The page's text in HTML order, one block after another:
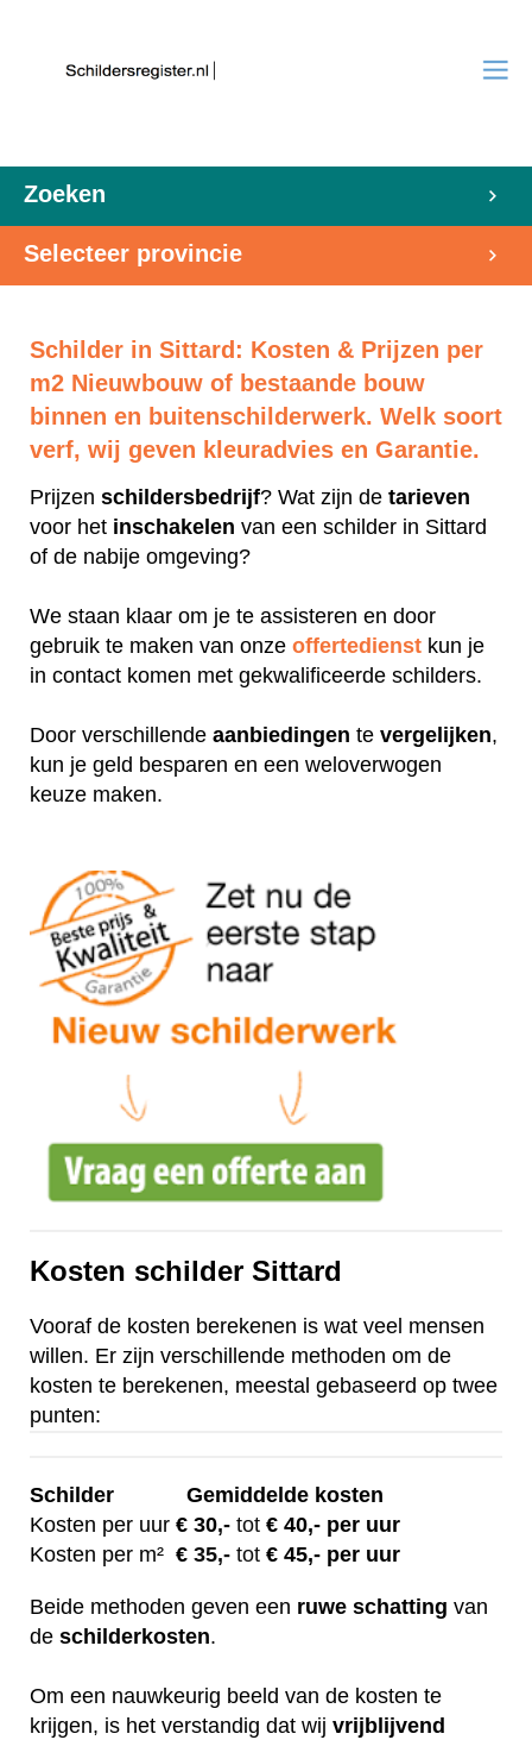
Zoeken
Selecteer provincie
Schilder in Sittard: Kosten & Prijzen per
m2 Nieuwbouw of bestaande bouw
binnen en buitenschilderwerk. Welk soort
verf, wij geven kleuradvies en Garantie.
Prijzen schildersbedrijf? Wat zijn de tarieven
voor het inschakelen van een schilder in Sittard
of de nabije omgeving?
We staan klaar om je te assisteren en door
gebruik te maken van onze offertedienst kun je
in contact komen met gekwalificeerde schilders.
Door verschillende aanbiedingen te vergelijken,
kun je geld besparen en een weloverwogen
keuze maken.
Kosten schilder Sittard
Vooraf de kosten berekenen is wat veel mensen
willen. Er zijn verschillende methoden om de
kosten te berekenen, meestal gebaseerd op twee
punten:
Schilder
Gemiddelde kosten
Kosten per uur € 30,- tot € 40,- per uur
Kosten per m² € 35,- tot € 45,- per uur
Beide methoden geven een ruwe schatting van
de schilderkosten.
Om een nauwkeurig beeld van de kosten te
krijgen, is het verstandig dat wij vrijblijvend